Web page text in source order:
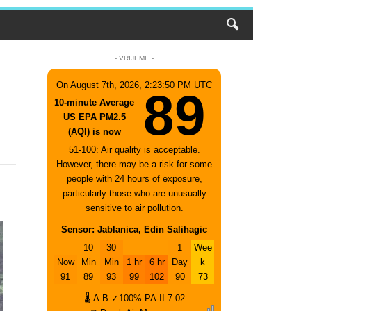
- VRIJEME -
On August 7th, 2026, 2:23:50 PM UTC
10-minute Average
US EPA PM2.5
(AQI) is now
89
51-100: Air quality is acceptable.
However, there may be a risk for some
people with 24 hours of exposure,
particularly those who are unusually
sensitive to air pollution.
Sensor: Jablanica, Edin Salihagic
Now
91
10
Min
89
30
Min
93
1 hr
99
6 hr
102
1
Day
90
Wee
k
73
🌡 A B ✓100% PA-II
7.02